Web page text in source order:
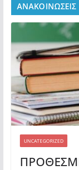
ΑΝΑΚΟΙΝΩΣΕΙΣ
UNCATEGORIZED